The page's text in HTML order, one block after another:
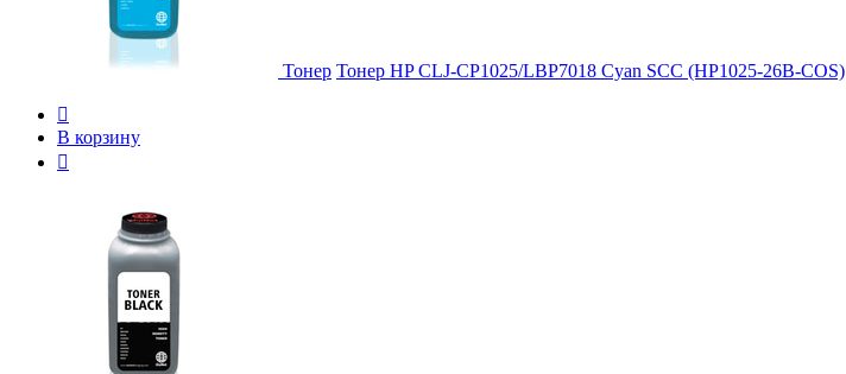
Тонер Тонер HP CLJ-CP1025/LBP7018 Cyan SCC (HP1025-26B-COS)

В корзину
